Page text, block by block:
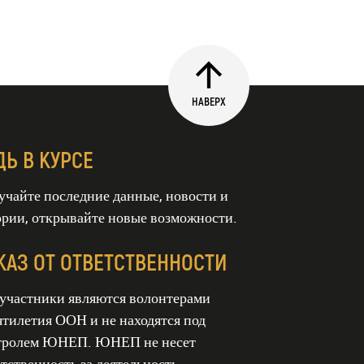
НАВЕРХ
В КУРСЕ
последние данные, новости и
открывайте новые возможности.
ОТ ОТВЕТСТВЕННОСТИ
являются волонтерами
ООН и не находятся под
ЮНЕП. ЮНЕП не несет